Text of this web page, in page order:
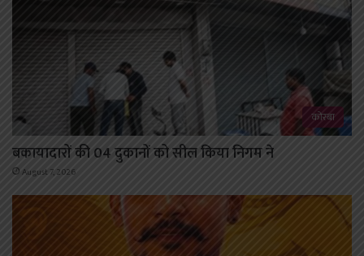
कोरबा
बकायादारों की 04 दुकानों को सील किया निगम ने
August 7, 2026